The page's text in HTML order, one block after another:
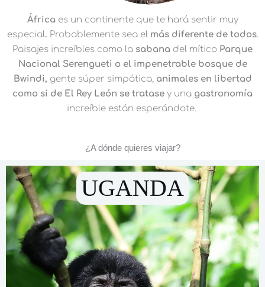
Áfricaes un continente que te hará sentir muy
especial. Probablemente sea el más diferente de todos.
Paisajes increíbles como la sabana del mítico Parque
Nacional Serengueti o el impenetrable bosque de
Bwindi, gente súper simpática, animales en libertad
como si de El Rey León se tratase y una gastronomía
increíble están esperándote.
¿A dónde quieres viajar?
UGANDA